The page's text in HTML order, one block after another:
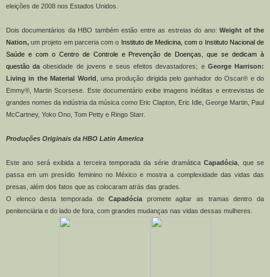
eleições de 2008 nos Estados Unidos.
Dois documentários da HBO também estão entre as estreias do ano:Weight of the
Nation,um projeto em parceria com o Instituto de Medicina, com o Instituto Nacional de
Saúde e com o Centro de Controle e Prevenção de Doenças, que se dedicam à
questão daobesidade de jovens e seus efeitos devastadores; e George Harrison:
Living in the Material World , uma produção dirigida pelo ganhador do Oscar® e do
Emmy®, Martin Scorsese. Este documentário exibe imagens inéditas e entrevistas de
grandes nomes da indústria da música como Eric Clapton, Eric Idle, George Martin, Paul
McCartney, Yoko Ono, Tom Petty e Ringo Starr.
Produções Originais da HBO Latin America
Este ano será exibida a terceira temporada da série dramáticaCapadócia , que se
passa em um presídio feminino no México e mostra a complexidade das vidas das
presas, além dos fatos que as colocaram atrás das grades.
O elenco desta temporada deCapadócia promete agitar as tramas dentro da
penitenciária e do lado de fora, com grandes mudanças nas vidas dessas mulheres.